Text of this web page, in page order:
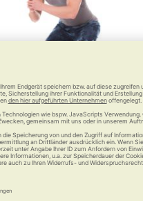
ARTZT vitality Rubber Band
Mobiles Fitnessstudio